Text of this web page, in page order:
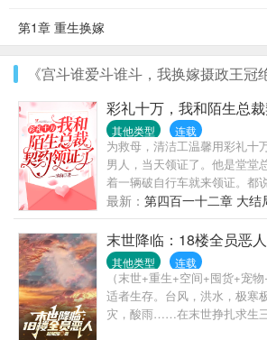
第1章 重生换嫁
《宫斗谁爱斗谁斗，我换嫁摄政王冠
彩礼十万，我和陌生总
其他类型 连载
为救母，清洁工温馨用彩礼十
男人，当天领证了。他是堂堂
着一辆破自行车就来领证。都
她天天就防他。“喂！女人，
牙！”“喂！女人，马桶用了要
大人一表人才，不近女色，是
人。而她说，他粗狂丑陋，又
白……天，温馨，你家老公的胡
你家老公脸上的刀疤移位了！
竟然是迈巴赫！天，你家老公
裁！温馨看着人群中簇拥的
最新： 第四百一十二章 大结
末世降临：18楼全员恶人
其他类型 连载
（末世+重生+空间+囤货+宠
适者生存。台风，洪水，极寒
灾，酸雨……在末世挣扎求生